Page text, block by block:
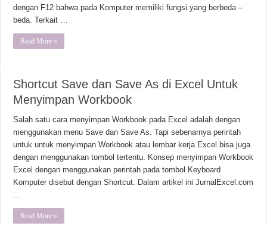
dengan F12 bahwa pada Komputer memiliki fungsi yang berbeda –
beda. Terkait …
Read More »
Shortcut Save dan Save As di Excel Untuk
Menyimpan Workbook
Salah satu cara menyimpan Workbook pada Excel adalah dengan
menggunakan menu Save dan Save As. Tapi sebenarnya perintah
untuk untuk menyimpan Workbook atau lembar kerja Excel bisa juga
dengan menggunakan tombol tertentu. Konsep menyimpan Workbook
Excel dengan menggunakan perintah pada tombol Keyboard
Komputer disebut dengan Shortcut. Dalam artikel ini JurnalExcel.com
…
Read More »